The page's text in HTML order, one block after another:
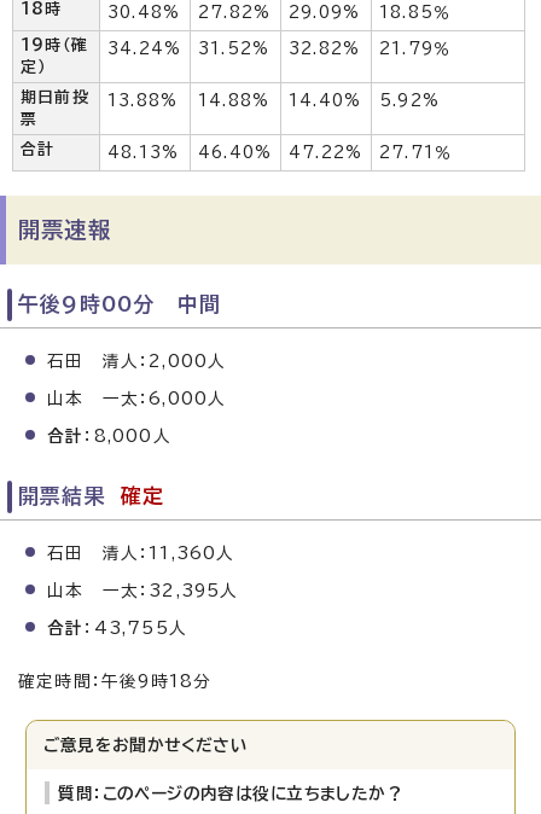
18時 30.48% 27.82% 29.09% 18.85％
19時（確
定）
34.24% 31.52% 32.82% 21.79％
期日前投
票
13.88% 14.88% 14.40% 5.92%
合計 48.13% 46.40% 47.22% 27.71％
開票速報
午後9時00分 中間
石田 清人：2,000人
山本 一太：6,000人
合計 ：8,000人
開票結果 確定
石田 清人：11,360人
山本 一太：32,395人
合計 ：43,755人
確定時間：午後9時18分
ご意見をお聞かせください
質問：このページの内容は役に立ちましたか？